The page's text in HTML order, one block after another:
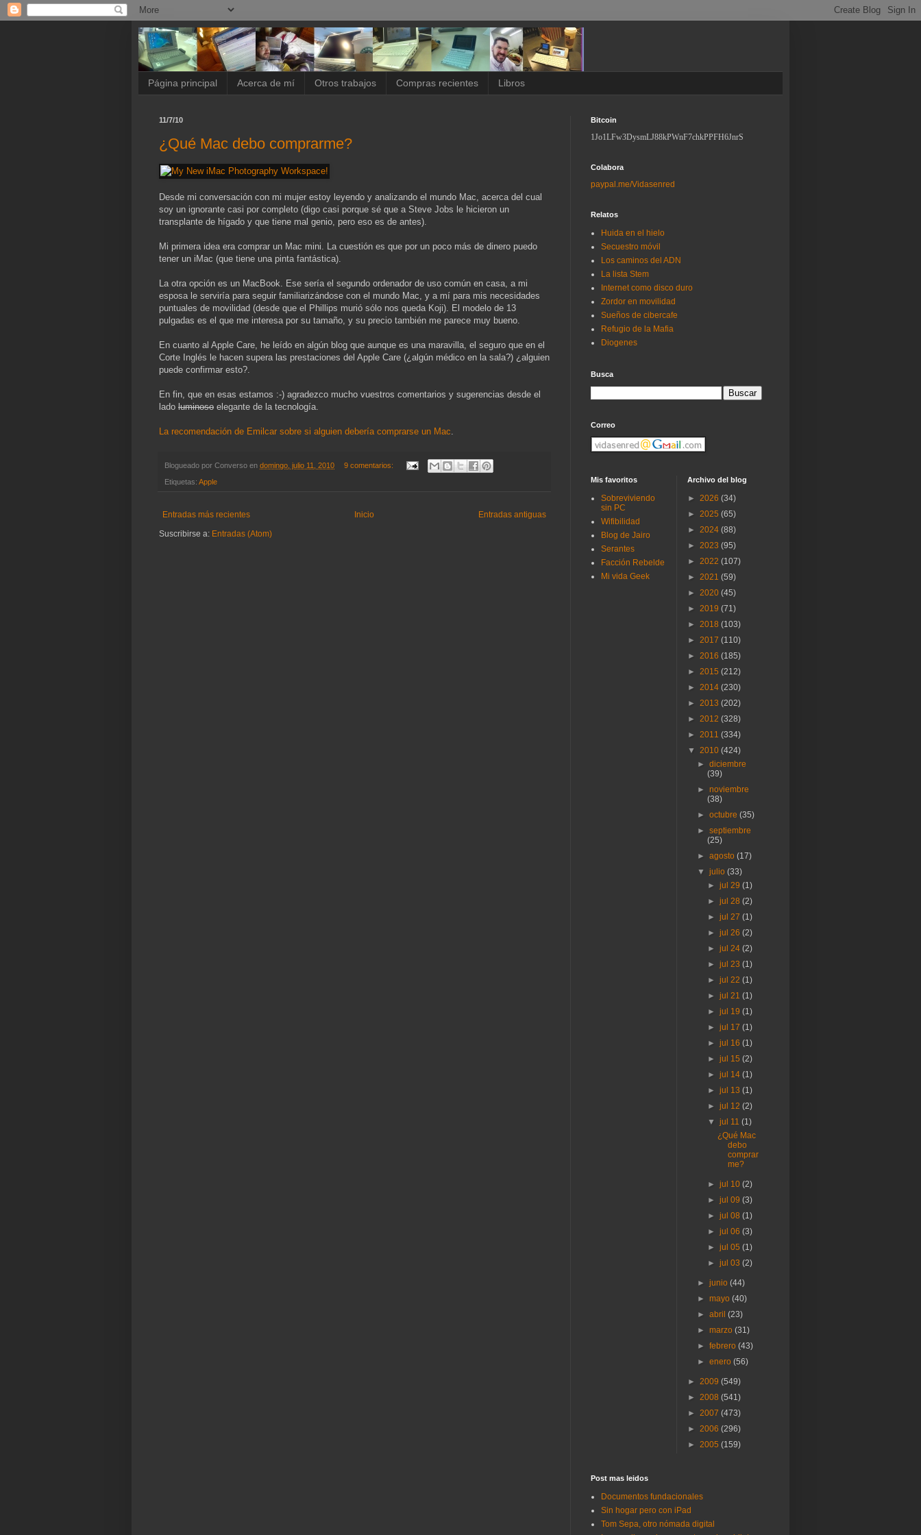
Página principal Acerca de mí Otros trabajos Compras recientes Libros
11/7/10
¿Qué Mac debo comprarme?
Desde mi conversación con mi mujer estoy leyendo y analizando el mundo Mac, acerca del cual
soy un ignorante casi por completo (digo casi porque sé que a Steve Jobs le hicieron un
transplante de hígado y que tiene mal genio, pero eso es de antes).
Mi primera idea era comprar un Mac mini. La cuestión es que por un poco más de dinero puedo
tener un iMac (que tiene una pinta fantástica).
La otra opción es un MacBook. Ese sería el segundo ordenador de uso común en casa, a mi
esposa le serviría para seguir familiarizándose con el mundo Mac, y a mí para mis necesidades
puntuales de movilidad (desde que el Phillips murió sólo nos queda Koji). El modelo de 13
pulgadas es el que me interesa por su tamaño, y su precio también me parece muy bueno.
En cuanto al Apple Care, he leído en algún blog que aunque es una maravilla, el seguro que en el
Corte Inglés le hacen supera las prestaciones del Apple Care (¿algún médico en la sala?) ¿alguien
puede confirmar esto?.
En fin, que en esas estamos :-) agradezco mucho vuestros comentarios y sugerencias desde el
lado luminoso elegante de la tecnología.
La recomendación de Emilcar sobre si alguien debería comprarse un Mac.
Blogueado por Converso en domingo, julio 11, 2010 9 comentarios:
Etiquetas: Apple
Entradas más recientes Entradas antiguas
Inicio
Suscribirse a: Entradas (Atom)
Bitcoin
1Jo1LFw3DysmLJ88kPWnF7chkPPFH6JnrS
Colabora
paypal.me/Vidasenred
Relatos
Huida en el hielo
Secuestro móvil
Los caminos del ADN
La lista Stem
Internet como disco duro
Zordor en movilidad
Sueños de cibercafe
Refugio de la Mafia
Diogenes
Busca
Correo
Mis favoritos
Sobreviviendo
sin PC
Wifibilidad
Blog de Jairo
Serantes
Facción Rebelde
Mi vida Geek
Archivo del blog
► 2026 (34)
► 2025 (65)
► 2024 (88)
► 2023 (95)
► 2022 (107)
► 2021 (59)
► 2020 (45)
► 2019 (71)
► 2018 (103)
► 2017 (110)
► 2016 (185)
► 2015 (212)
► 2014 (230)
► 2013 (202)
► 2012 (328)
► 2011 (334)
▼ 2010 (424)
►diciembre
(39)
►noviembre
(38)
►octubre(35)
►septiembre
(25)
►agosto(17)
▼julio(33)
► jul 29 (1)
► jul 28 (2)
► jul 27 (1)
► jul 26 (2)
► jul 24 (2)
► jul 23 (1)
► jul 22 (1)
► jul 21 (1)
► jul 19 (1)
► jul 17 (1)
► jul 16 (1)
► jul 15 (2)
► jul 14 (1)
► jul 13 (1)
► jul 12 (2)
▼ jul 11 (1)
¿Qué Mac
debo
comprar
me?
► jul 10 (2)
► jul 09 (3)
► jul 08 (1)
► jul 06 (3)
► jul 05 (1)
► jul 03 (2)
►junio(44)
►mayo(40)
►abril(23)
►marzo(31)
►febrero(43)
►enero(56)
► 2009 (549)
► 2008 (541)
► 2007 (473)
► 2006 (296)
► 2005 (159)
Post mas lei­dos
Documentos fundacionales
Sin hogar pero con iPad
Tom Sepa, otro nómada digital